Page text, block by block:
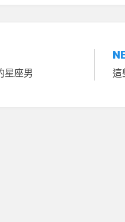
星座男 這